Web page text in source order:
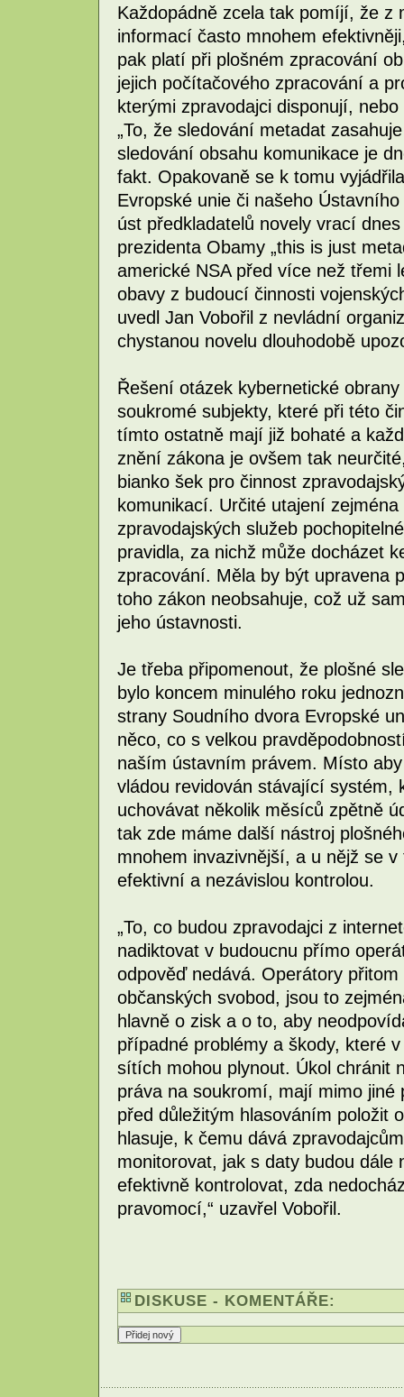
Každopádně zcela tak pomíjí, že z
informací často mnohem
pak platí při plošném zpracování
jejich počítačového zpracování a
kterými zpravodajci disponují,
„To, že sledování metadat
sledování obsahu komunikace je
fakt. Opakovaně se k tomu
Evropské unie či našeho
úst předkladatelů novely vrací
prezidenta Obamy „this is just
americké NSA před více než třemi
obavy z budoucí činnosti
uvedl Jan Vobořil z nevládní
chystanou novelu dlouhodobě
Řešení otázek kybernetické
soukromé subjekty, které při této
tímto ostatně mají již bohaté a
znění zákona je ovšem tak
bianko šek pro činnost
komunikací. Určité utajení
zpravodajských služeb
pravidla, za nichž může docházet
zpracování. Měla by být upravena
toho zákon neobsahuje, což už
jeho ústavnosti.
Je třeba připomenout, že plošné
bylo koncem minulého roku
strany Soudního dvora Evropské
něco, co s velkou
naším ústavním právem. Místo
vládou revidován stávající systém,
uchovávat několik měsíců zpětně
tak zde máme další nástroj
mnohem invazivnější, a u nějž se
efektivní a nezávislou kontrolou.
„To, co budou zpravodajci z
nadiktovat v budoucnu přímo
odpověď nedává. Operátory
občanských svobod, jsou to
hlavně o zisk a o to, aby
případné problémy a škody, které
sítích mohou plynout. Úkol chránit
práva na soukromí, mají mimo jiné
před důležitým hlasováním položit
hlasuje, k čemu dává
monitorovat, jak s daty budou dále
efektivně kontrolovat, zda
pravomocí,“ uzavřel Vobořil.
DISKUSE - KOMENTÁŘE: